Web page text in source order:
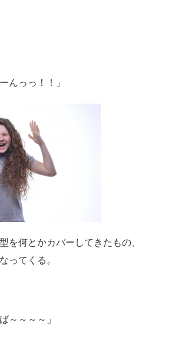
んっっ！！」
を何とかカバーしてきたもの、
ってくる。
～～～～」